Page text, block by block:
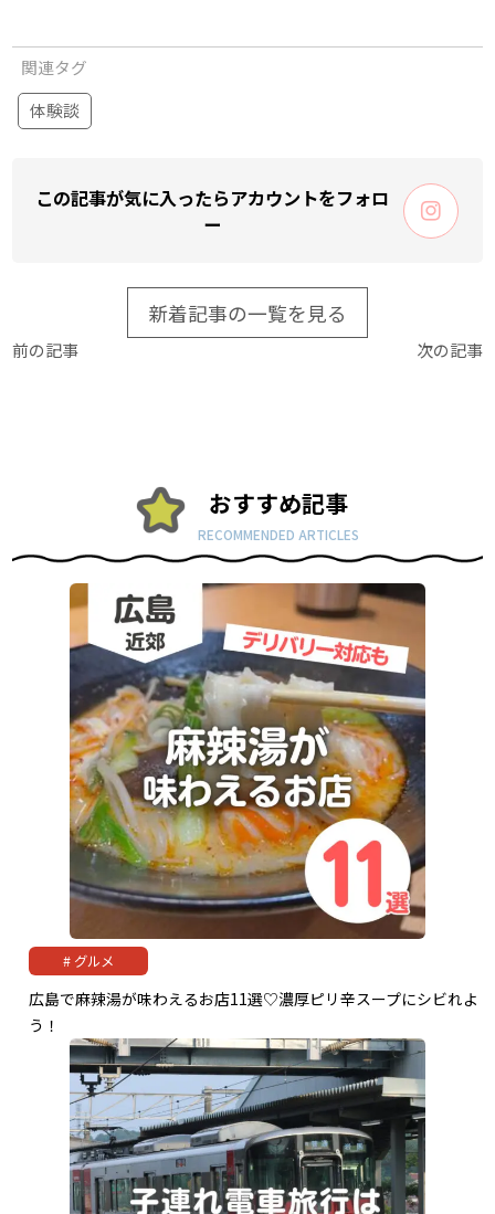
関連タグ
体験談
この記事が気に入ったらアカウントをフォロ
ー
新着記事の一覧を見る
前の記事 次の記事
おすすめ記事
RECOMMENDED ARTICLES
グルメ
広島で麻辣湯が味わえるお店11選♡濃厚ピリ辛スープにシビれよ
う！